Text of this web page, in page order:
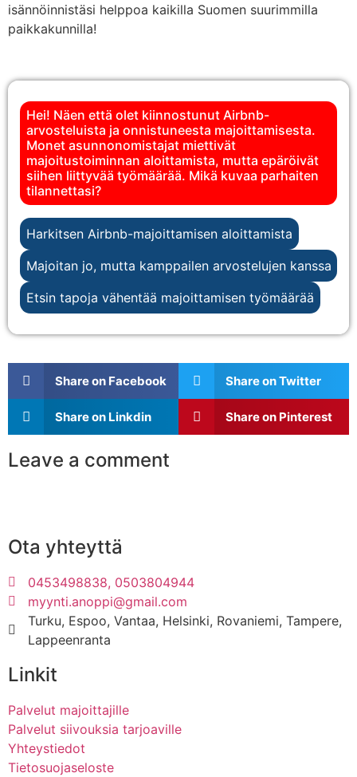
isännöinnistäsi helppoa kaikilla Suomen suurimmilla
paikkakunnilla!
Hei! Näen että olet kiinnostunut Airbnb-
arvosteluista ja onnistuneesta majoittamisesta.
Monet asunnonomistajat miettivät
majoitustoiminnan aloittamista, mutta epäröivät
siihen liittyvää työmäärää. Mikä kuvaa parhaiten
tilannettasi?
Harkitsen Airbnb-majoittamisen aloittamista
Majoitan jo, mutta kamppailen arvostelujen kanssa
Etsin tapoja vähentää majoittamisen työmäärää
Share on Facebook Share on Twitter
Share on Linkdin Share on Pinterest
Leave a comment
Ota yhteyttä
0453498838, 0503804944
myynti.anoppi@gmail.com
Turku, Espoo, Vantaa, Helsinki, Rovaniemi, Tampere,
Lappeenranta
Linkit
Palvelut majoittajille
Palvelut siivouksia tarjoaville
Yhteystiedot
Tietosuojaseloste